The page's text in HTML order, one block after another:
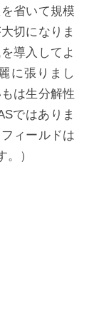
省いて規模
切になりま
導入してよ
に張りまし
は生分解性
ではありま
ィールドは
）